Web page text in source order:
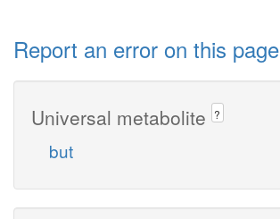
Report an error on this page
Universal metabolite ?
but